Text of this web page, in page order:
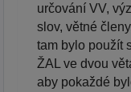
určování VV,
slov, větné
tam bylo použít
ŽAL ve dvou
aby pokaždé